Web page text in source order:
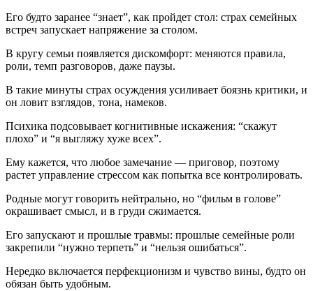
Его будто заранее “знает”, как пройдет стол: страх семейных
встреч запускает напряжение за столом.
В кругу семьи появляется дискомфорт: меняются правила,
роли, темп разговоров, даже паузы.
В такие минуты страх осуждения усиливает боязнь критики, и
он ловит взглядов, тона, намеков.
Психика подсовывает когнитивные искажения: “скажут
плохо” и “я выгляжу хуже всех”.
Ему кажется, что любое замечание — приговор, поэтому
растет управление стрессом как попытка все контролировать.
Родные могут говорить нейтрально, но “фильм в голове”
окрашивает смысл, и в груди сжимается.
Его запускают и прошлые травмы: прошлые семейные роли
закрепили “нужно терпеть” и “нельзя ошибаться”.
Нередко включается перфекционизм и чувство вины, будто он
обязан быть удобным.